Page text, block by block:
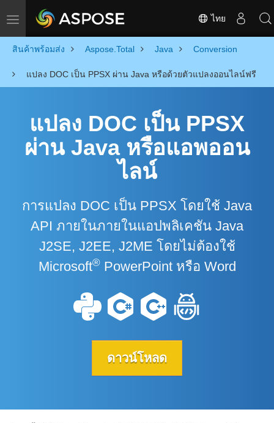
Toggle navigation ไทย
สินค้าพร้อมส่ง Aspose.Total Java Conversion
แปลง DOC เป็น PPSX ผ่าน Java หรือด้วยตัวแปลงออนไลน์ฟรี
แปลง DOC เป็น PPSX
ผ่าน Java หรือแอพออน
ไลน์
การแปลง DOC เป็น PPSX โดยใช้ Java
API ภายในภายในแอปพลิเคชัน Java
J2SE, J2EE, J2ME โดยไม่ต้องใช้
Microsoft®PowerPoint หรือ Word
ดาวน์โหลด